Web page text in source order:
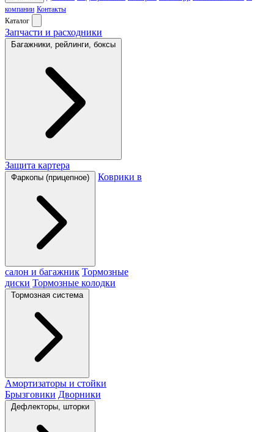
компании Контакты
Каталог
Запчасти и расходники
Багажники, рейлинги, боксы
Защита картера
Фаркопы (прицепное) Коврики в
салон и багажник Тормозные
диски Тормозные колодки
Тормозная система
Амортизаторы и стойки
Брызговики Дворники
Дефлекторы, шторки